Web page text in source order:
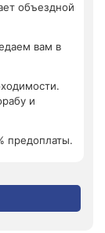
объездной
вам в
и
предоплаты.